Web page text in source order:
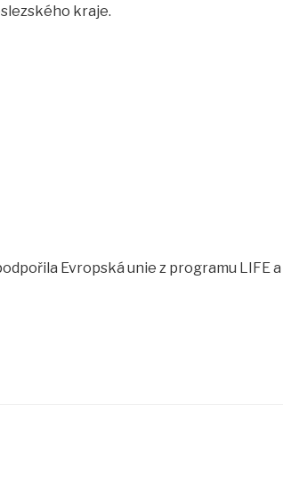
kraje.
Evropská unie z programu LIFE a